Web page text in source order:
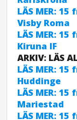
LÄS MER:
Visby Roma
LÄS MER:
Kiruna IF
ARKIV: LÄS
LÄS MER:
Huddinge
LÄS MER:
Mariestad
LÄS MER: